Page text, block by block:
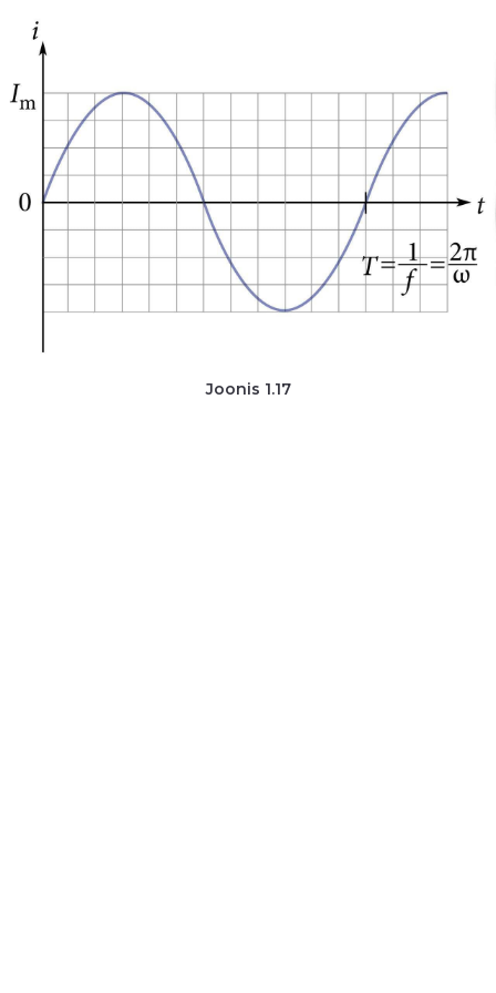
Joonis 1.17